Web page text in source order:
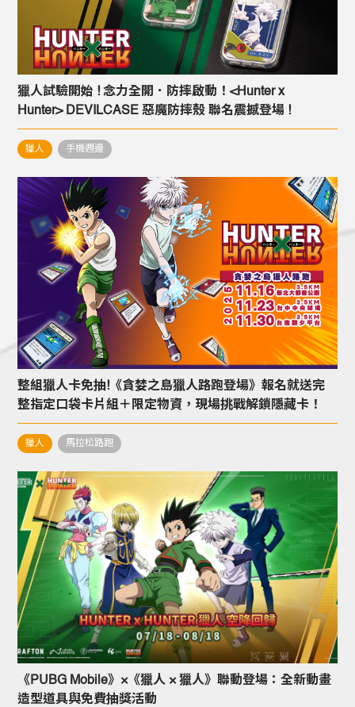
獵人試驗開始 ! 念力全開．防摔啟動！<Hunter x
Hunter> DEVILCASE 惡魔防摔殼 聯名震撼登場 !
獵人 手機週邊
整組獵人卡免抽!《貪婪之島獵人路跑登場》報名就送完
整指定口袋卡片組＋限定物資，現場挑戰解鎖隱藏卡！
獵人 馬拉松路跑
《PUBG Mobile》×《獵人 × 獵人》聯動登場：全新動畫
造型道具與免費抽獎活動